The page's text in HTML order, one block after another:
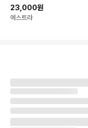
23,000원
에스트라